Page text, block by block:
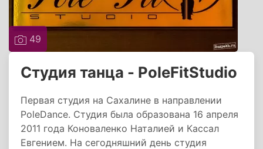
49
Студия танца - PoleFitStudio
Первая студия на Сахалине в направлении
PoleDance. Студия была образована 16 апреля
2011 года Коноваленко Наталией и Кассал
Евгением. На сегодняшний день студия